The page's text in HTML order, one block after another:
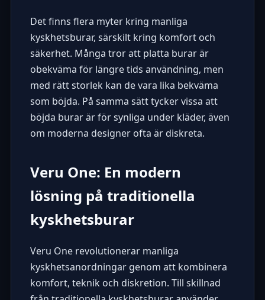
Det finns flera myter kring manliga
kyskhetsburar, särskilt kring komfort och
säkerhet. Många tror att platta burar är
obekväma för längre tids användning, men
med rätt storlek kan de vara lika bekväma
som böjda. På samma sätt tycker vissa att
böjda burar är för synliga under kläder, även
om moderna designer ofta är diskreta.
Veru One: En modern
lösning på traditionella
kyskhetsburar
Veru Onerevolutionerar manliga
kyskhetsanordningar genom att kombinera
komfort, teknik och diskretion. Till skillnad